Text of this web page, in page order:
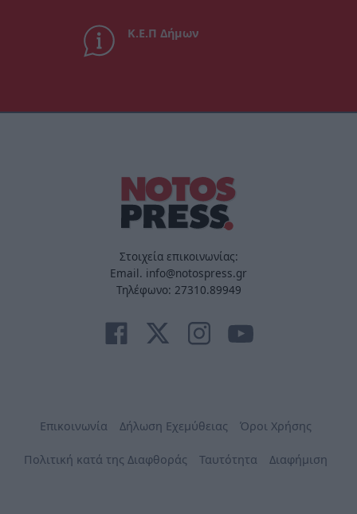
Κ.Ε.Π Δήμων
Στοιχεία επικοινωνίας:
Email. info@notospress.gr
Τηλέφωνο: 27310.89949
Επικοινωνία Δήλωση Εχεμύθειας Όροι Χρήσης
Πολιτική κατά της Διαφθοράς Ταυτότητα Διαφήμιση